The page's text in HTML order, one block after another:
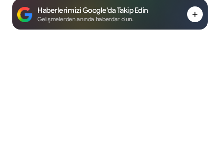
Haberlerimizi Google'da Takip Edin
Gelişmelerden anında haberdar olun.